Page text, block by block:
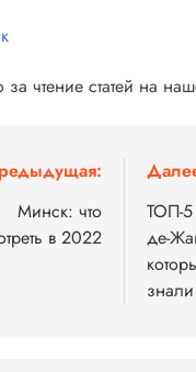
чтение статей на
Минск: что
в 2022
ТОП-5
де-
знали